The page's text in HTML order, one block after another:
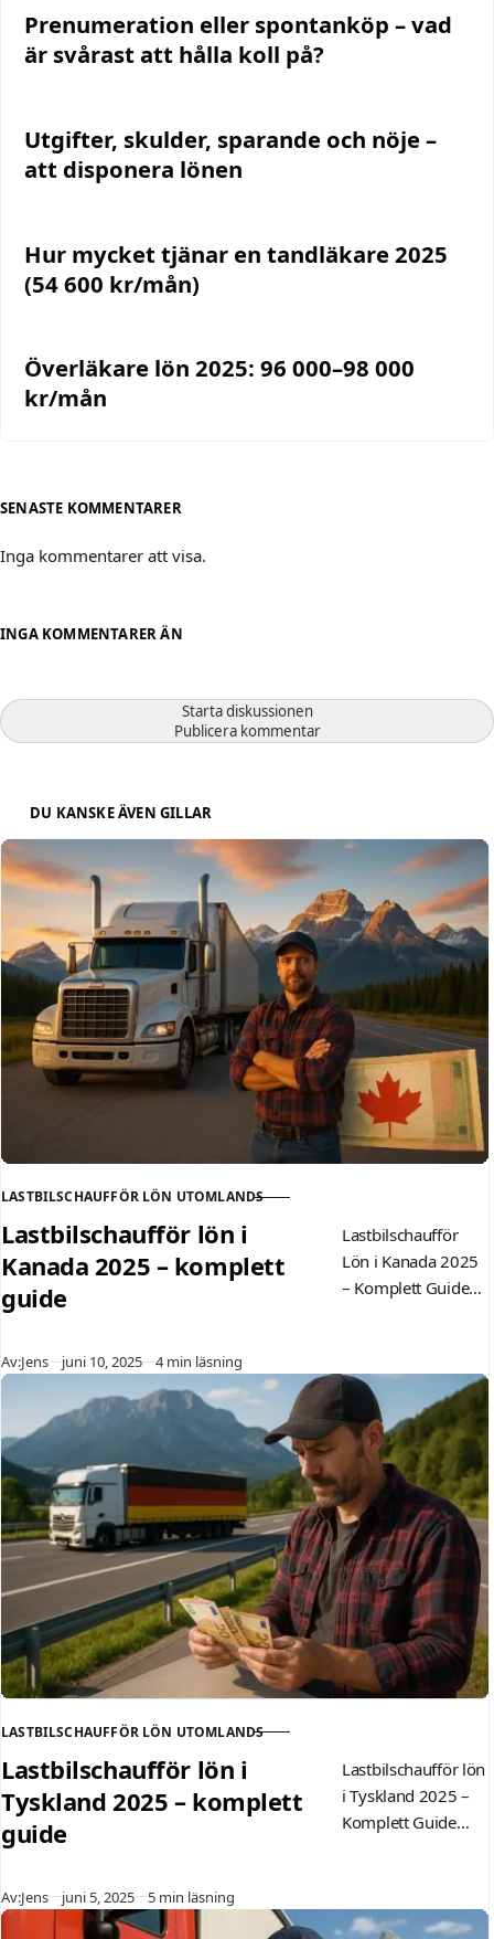
Prenumeration eller spontanköp – vad
är svårast att hålla koll på?
Utgifter, skulder, sparande och nöje –
att disponera lönen
Hur mycket tjänar en tandläkare 2025
(54 600 kr/mån)
Överläkare lön 2025: 96 000–98 000
kr/mån
SENASTE KOMMENTARER
Inga kommentarer att visa.
INGA KOMMENTARER ÄN
Starta diskussionen
Publicera kommentar
DU KANSKE ÄVEN GILLAR
KATEGORI
LASTBILSCHAUFFÖR LÖN UTOMLANDS
Lastbilschaufför lön i
Kanada 2025 – komplett
guide
Lastbilschaufför
Lön i Kanada 2025
– Komplett Guide
Kanada?…
Av:Jens Publicerad
juni 10, 2025 4 min läsning
KATEGORI
LASTBILSCHAUFFÖR LÖN UTOMLANDS
Lastbilschaufför lön i
Tyskland 2025 – komplett
guide
Lastbilschaufför lön
i Tyskland 2025 –
Komplett Guide
lastbilschaufförer i
Av:Jens Publicerad
juni 5, 2025 5 min läsning